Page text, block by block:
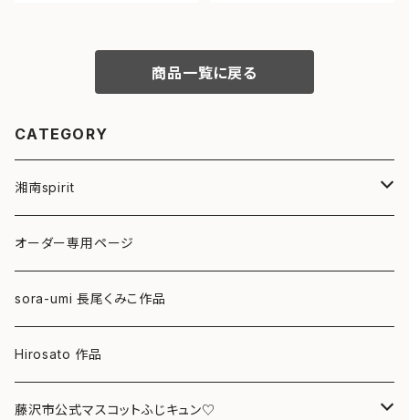
商品一覧に戻る
CATEGORY
湘南spirit
ポストカード
グリーティングカード
クリアファイル
マグカップ
オーダー専用ページ
sora-umi 長尾くみこ作品
Hirosato 作品
藤沢市公式マスコットふじキュン♡